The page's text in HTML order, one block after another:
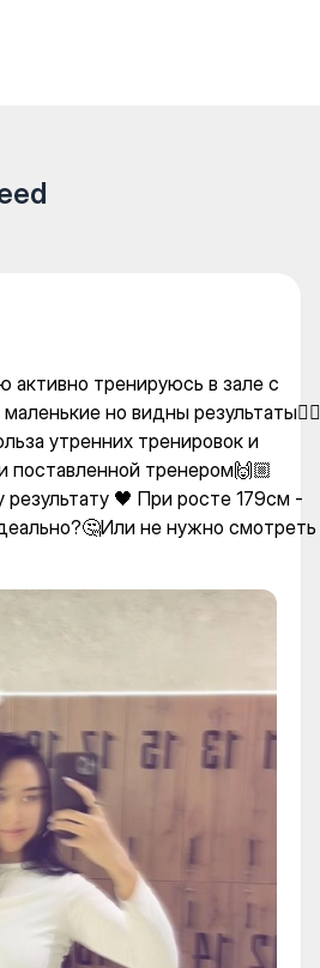
зал
тренируюсь в зале с
но видны результаты🙂‍↕️
утренних тренировок и
поставленной тренером🙌🏼
🖤 При росте 179см -
не нужно смотреть